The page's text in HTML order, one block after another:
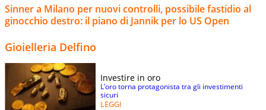
Sinner a Milano per nuovi controlli, possibile fastidio al
ginocchio destro: il piano di Jannik per lo US Open
Gioielleria Delfino
Investire in oro
L’oro torna protagonista tra gli investimenti
sicuri
LEGGI